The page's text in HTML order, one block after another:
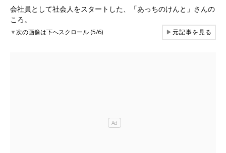
会社員として社会人をスタートした、「あっちのけんと」さんの
ころ。
▼次の画像は下へスクロール (5/6) ▶元記事を見る